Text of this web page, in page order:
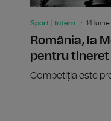
Sport | intern 14 Iunie
România, la
pentru tineret
Competiția este